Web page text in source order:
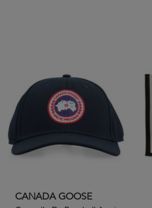
CANADA GOOSE